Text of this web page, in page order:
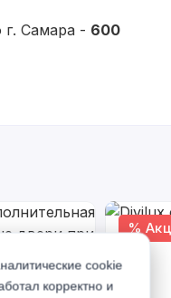
г. Самара - 600
%
cookie
корректно и